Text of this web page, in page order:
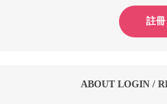
註冊
ABOUT LOGIN /